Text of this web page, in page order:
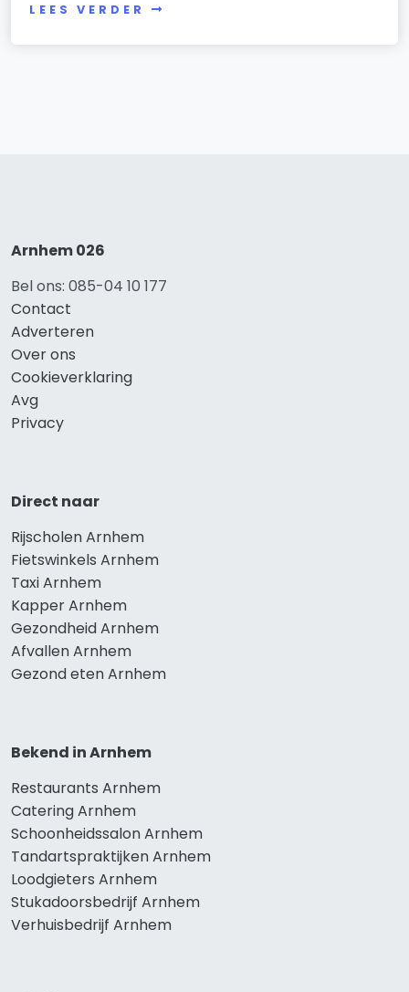
LEES VERDER
Arnhem 026
Bel ons: 085-04 10 177
Contact
Adverteren
Over ons
Cookieverklaring
Avg
Privacy
Direct naar
Rijscholen Arnhem
Fietswinkels Arnhem
Taxi Arnhem
Kapper Arnhem
Gezondheid Arnhem
Afvallen Arnhem
Gezond eten Arnhem
Bekend in Arnhem
Restaurants Arnhem
Catering Arnhem
Schoonheidssalon Arnhem
Tandartspraktijken Arnhem
Loodgieters Arnhem
Stukadoorsbedrijf Arnhem
Verhuisbedrijf Arnhem